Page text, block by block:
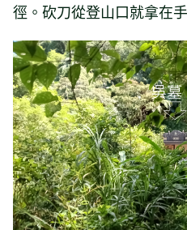
徑。砍刀從登山口就拿在